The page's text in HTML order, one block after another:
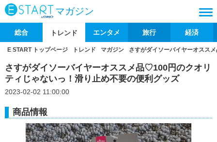
マガジン
総合 トレンド エンタメ 旅行 経済
E START トップページ トレンド マガジン さすがダイソーバイヤーオスス
さすがダイソーバイヤーオススメ品♡100円のクオリ
ティじゃないっ！滑り止め不要の便利グッズ
2023-02-02 11:00:00
商品情報